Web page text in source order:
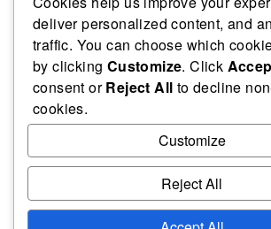
giocatori, Situazioni contrattuali,
Coppa Intercontinentale FIFA 2004:
partita, Interviste ai giocatori,
Coppa Intercontinentale FIFA 2004:
giocatori, Negoziazioni, Aspetti
Informativa sulla privacy Chi siamo
deliver personalized content, and
traffic. You can choose which
by clicking Customize. Click
consent orReject All to decline
cookies.
Customize
Reject All